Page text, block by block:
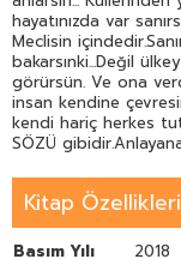
hayatınızda var
Meclisin
bakarsınki...Değil
görürsün. Ve ona
insan kendine
kendi hariç herkes
SÖZÜ
Kitap Özellikleri
Basım Yılı
2018